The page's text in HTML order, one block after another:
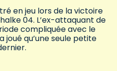
en jeu lors de la victoire
04. L’ex-attaquant de
compliquée avec le
joué qu’une seule petite